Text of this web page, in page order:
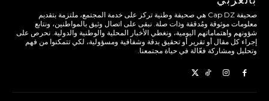
صحيفة Cap DZ هي صحيفة وطنية تركز على خدمة المجتمع، ملتزمة بتقديم
معلومات موثوقة ومُدققة وذات صلة. نبقى على اتصال وثيق بالمواطنين، ونتابع
شؤونهم واهتماماتهم اليومية، ونغطي الأخبار المحلية والوطنية والدولية. نحرص على
إجراء كل مقال أو تقرير أو تحقيق بدقة وشفافية ومسؤولية، لكي تتمكنوا من فهم
وتحليل ومشاركة فعّالة في حياة مجتمعنا.